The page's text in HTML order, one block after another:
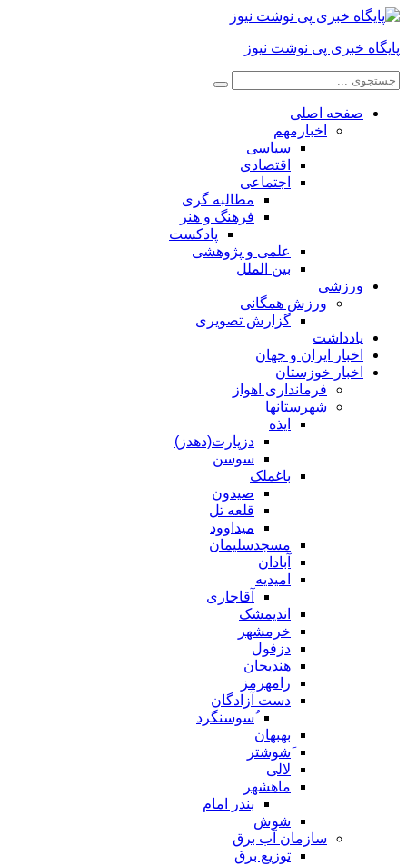
پایگاه خبری پی نوشت نیوز
صفحه اصلی
اخبارمهم
سیاسی
اقتصادی
اجتماعی
مطالبه گری
فرهنگ و هنر
پادکست
علمی و پژوهشی
بین الملل
ورزشی
ورزش همگانی
گزارش تصویری
یادداشت
اخبار ایران و جهان
اخبار خوزستان
فرمانداری اهواز
شهرستانها
ایذه
دزپارت(دهدز)
سوسن
باغملک
صیدون
قلعه تل
میداوود
مسجدسلیمان
آبادان
امیدیه
آقاجاری
اندیمشک
خرمشهر
دزفول
هندیجان
رامهرمز
دست آزادگان
ُسوسنگرد
بهبهان
َشوشتر
لالی
ماهشهر
بندر امام
شوش
سازمان آب برق
توزیع برق